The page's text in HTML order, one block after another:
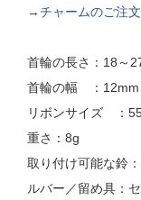
→チャームのご注
首輪の長さ：18～
首輪の幅 ：12mm
リボンサイズ ：
重さ：8g
取り付け可能な鈴
ルバー／留め具：